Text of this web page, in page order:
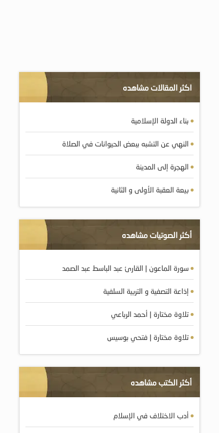
اكثر المقالات مشاهده
بناء الدولة الإسلامية
النهي عن التشبه ببعض الحيوانات في الصلاة
الهجرة إلى المدينة
بيعة العقبة الأولى و الثانية
أكثر الصوتيات مشاهده
سورة الماعون | القارئ عبد الباسط عبد الصمد
إذاعة التصفية و التربية السلفية
تلاوة مختارة | أحمد الرباعي
تلاوة مختارة | فتحي بوسيس
أكثر الكتب مشاهده
أدب الاختلاف في الإسلام